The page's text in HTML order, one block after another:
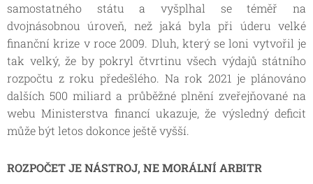
samostatného státu a vyšplhal se téměř na
dvojnásobnou úroveň, než jaká byla při úderu velké
finanční krize v roce 2009. Dluh, který se loni vytvořil je
tak velký, že by pokryl čtvrtinu všech výdajů státního
rozpočtu z roku předešlého. Na rok 2021 je plánováno
dalších 500 miliard a průběžné plnění zveřejňované na
webu Ministerstva financí ukazuje, že výsledný deficit
může být letos dokonce ještě vyšší.
ROZPOČET JE NÁSTROJ, NE MORÁLNÍ ARBITR